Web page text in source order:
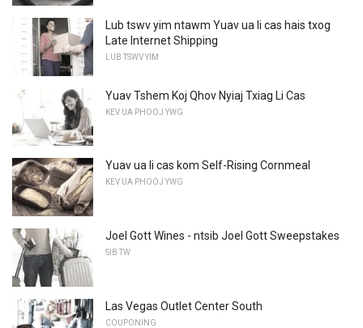
Lub tswv yim ntawm Yuav ua li cas hais txog
Late Internet Shipping
LUB TSWV YIM
Yuav Tshem Koj Qhov Nyiaj Txiag Li Cas
KEV UA PHOOJ YWG
Yuav ua li cas kom Self-Rising Cornmeal
KEV UA PHOOJ YWG
Joel Gott Wines - ntsib Joel Gott Sweepstakes
SIB TW
Las Vegas Outlet Center South
COUPONING